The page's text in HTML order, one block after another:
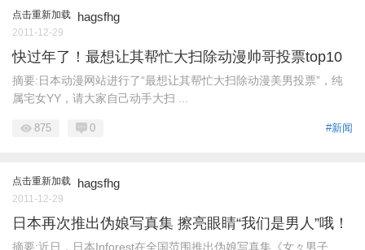
点击重新加载 hagsfhg
2011-12-29
快过年了！最想让其帮忙大扫除动漫帅哥投票top10
摘要:日本动漫网站进行了“最想让其帮忙大扫除动漫美男投票”，纯
属宅女YY，请大家自己动手大扫 ...
#新闻
875 0
点击重新加载 hagsfhg
2011-12-29
日本再次推出伪娘写真集 擦亮眼睛“我们是男人”哦！
摘要:近日，日本Inforest在全国范围推出伪娘写真集《女々男子